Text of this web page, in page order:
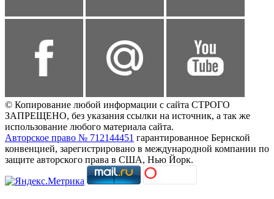
© Копирование любой информации с сайта СТРОГО
ЗАПРЕЩЕНО, без указания ссылки на источник, а так же
использование любого материала сайта.
Авторское право № 712144451 гарантированное Бернской
конвенцией, зарегистрировано в международной компании по
защите авторского права в США, Нью Йорк.